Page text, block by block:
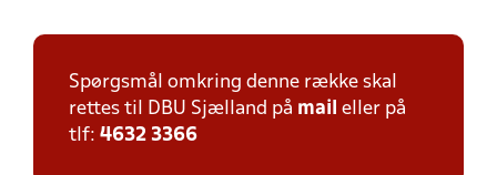
Spørgsmål omkring denne række skal
rettes til DBU Sjælland på mail eller på
tlf: 4632 3366